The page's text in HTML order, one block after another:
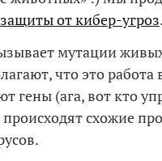
от кибер-угроз.
мутации
что это работа
гены (ага, вот кто
схожие